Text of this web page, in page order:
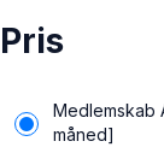
Pris
Medlemskab
måned]